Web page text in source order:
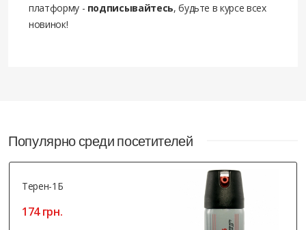
платформу - подписывайтесь, будьте в курсе всех
новинок!
Популярно среди посетителей
Терен-1Б
174 грн.